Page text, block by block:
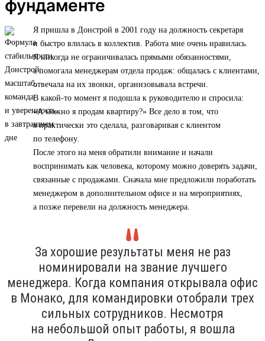
фундаменте
Я пришла в Донстрой в 2001 году на должность секретаря
и быстро влилась в коллектив. Работа мне очень нравилась.
Я никогда не ограничивалась прямыми обязанностями,
а помогала менеджерам отдела продаж: общалась с клиентами,
отвечала на их звонки, организовывала встречи.
В какой-то момент я подошла к руководителю и спросила:
«А можно я продам квартиру?» Все дело в том, что
я практически это сделала, разговаривая с клиентом
по телефону.
После этого на меня обратили внимание и начали
воспринимать как человека, которому можно доверять задачи,
связанные с продажами. Сначала мне предложили поработать
менеджером в дополнительном офисе и на мероприятиях,
а позже перевели на должность менеджера.
За хорошие результаты меня не раз
номинировали на звание лучшего
менеджера. Когда компания открывала офис
в Монако, для командировки отобрали трех
сильных сотрудников. Несмотря
на небольшой опыт работы, я вошла